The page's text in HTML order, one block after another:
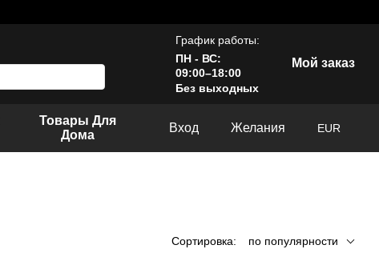
График работы:
ПН - ВС:
09:00–18:00
Без выходных
Мой заказ
Товары Для
Дома
Вход Желания EUR
Сортировка: по популярности